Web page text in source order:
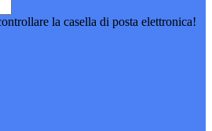
la casella di posta elettronica!